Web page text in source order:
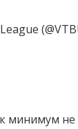
минимум